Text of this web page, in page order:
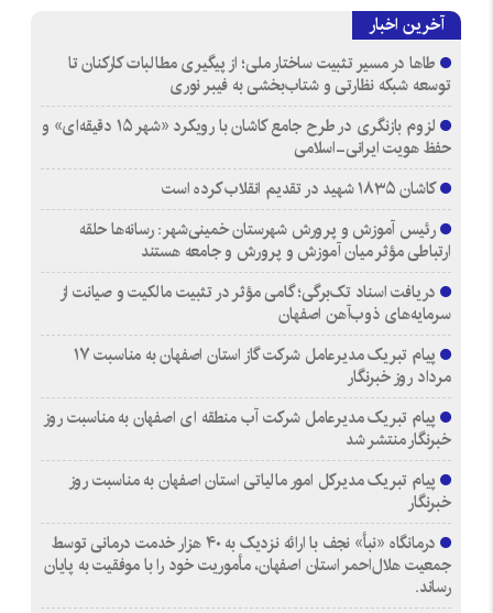
آخرین اخبار
طاها در مسیر تثبیت ساختار ملی؛ از پیگیری مطالبات کارکنان تا
توسعه شبکه نظارتی و شتاب‌بخشی به فیبر نوری
لزوم بازنگری در طرح جامع کاشان با رویکرد «شهر ۱۵ دقیقه‌ای» و
حفظ هویت ایرانی-اسلامی
کاشان ۱۸۳۵ شهید در تقدیم انقلاب کرده است
رئیس آموزش و پرورش شهرستان خمینی‌شهر: رسانه‌ها حلقه
ارتباطی مؤثر میان آموزش و پرورش و جامعه هستند
دریافت اسناد تک‌برگی؛ گامی مؤثر در تثبیت مالکیت و صیانت از
سرمایه‌های ذوب‌آهن اصفهان
پیام تبریک مدیرعامل شرکت گاز استان اصفهان به مناسبت ۱۷
مرداد روز خبرنگار
پیام تبریک مدیرعامل شرکت آب منطقه ای اصفهان به مناسبت روز
خبرنگار منتشر شد
پیام تبریک مدیرکل امور مالیاتی استان اصفهان به مناسبت روز
خبرنگار
درمانگاه «نبأ» نجف با ارائه نزدیک به ۴۰ هزار خدمت درمانی توسط
جمعیت هلال‌احمر استان اصفهان، مأموریت خود را با موفقیت به پایان
رساند.